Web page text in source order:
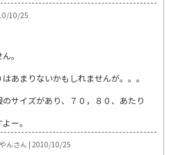
10/25
。
あまりないかもしれませんが。。。
サイズがあり、７０，８０、あたり
ー。
んさん | 2010/10/25